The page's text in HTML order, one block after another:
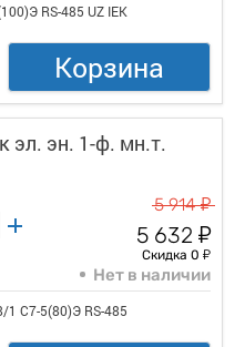
RS-485 UZ IEK
Корзина
эл. эн. 1-ф. мн.т.
5 914у
5 632 у
Скидка 0 у
Нет в наличии
1 С7-5(80)Э RS-485